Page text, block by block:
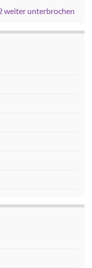
weiter unterbrochen